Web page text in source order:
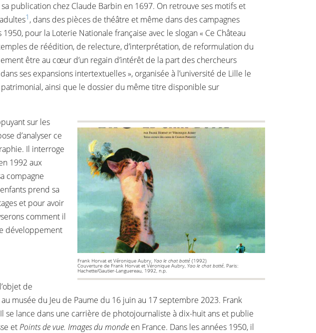
publication chez Claude Barbin en 1697. On retrouve ses motifs et
1 , dans des pièces de théâtre et même dans des campagnes
1950, pour la Loterie Nationale française avec le slogan « Ce Château
de réédition, de relecture, d’interprétation, de reformulation du
être au cœur d’un regain d’intérêt de la part des chercheurs
ses expansions intertextuelles », organisée à l’université de Lille le
ainsi que le dossier du même titre disponible sur
Frank Horvat et Véronique Aubry, Yao le chat botté(1992)
Couverture de Frank Horvat et Véronique Aubry, Yao le chat botté, Paris:
Hachette/Gautier-Languereau, 1992, n.p.
sur les
d’analyser ce
Il interroge
1992 aux
compagne
prend sa
et pour avoir
comment il
développement
de
au musée du Jeu de Paume du 16 juin au 17 septembre 2023. Frank
se lance dans une carrière de photojournaliste à dix-huit ans et publie
etPoints de vue. Images du monde en France. Dans les années 1950, il